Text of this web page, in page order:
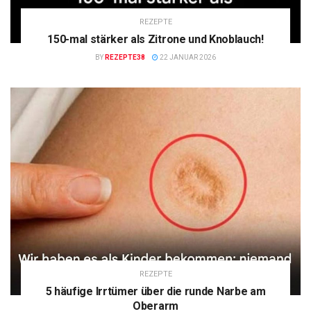
REZEPTE
150-mal stärker als Zitrone und Knoblauch!
BY REZEPTE38 22 JANUAR 2026
REZEPTE
5 häufige Irrtümer über die runde Narbe am
Oberarm